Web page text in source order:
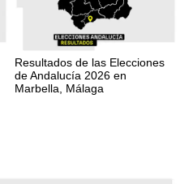
Resultados de las Elecciones
de Andalucía 2026 en
Marbella, Málaga